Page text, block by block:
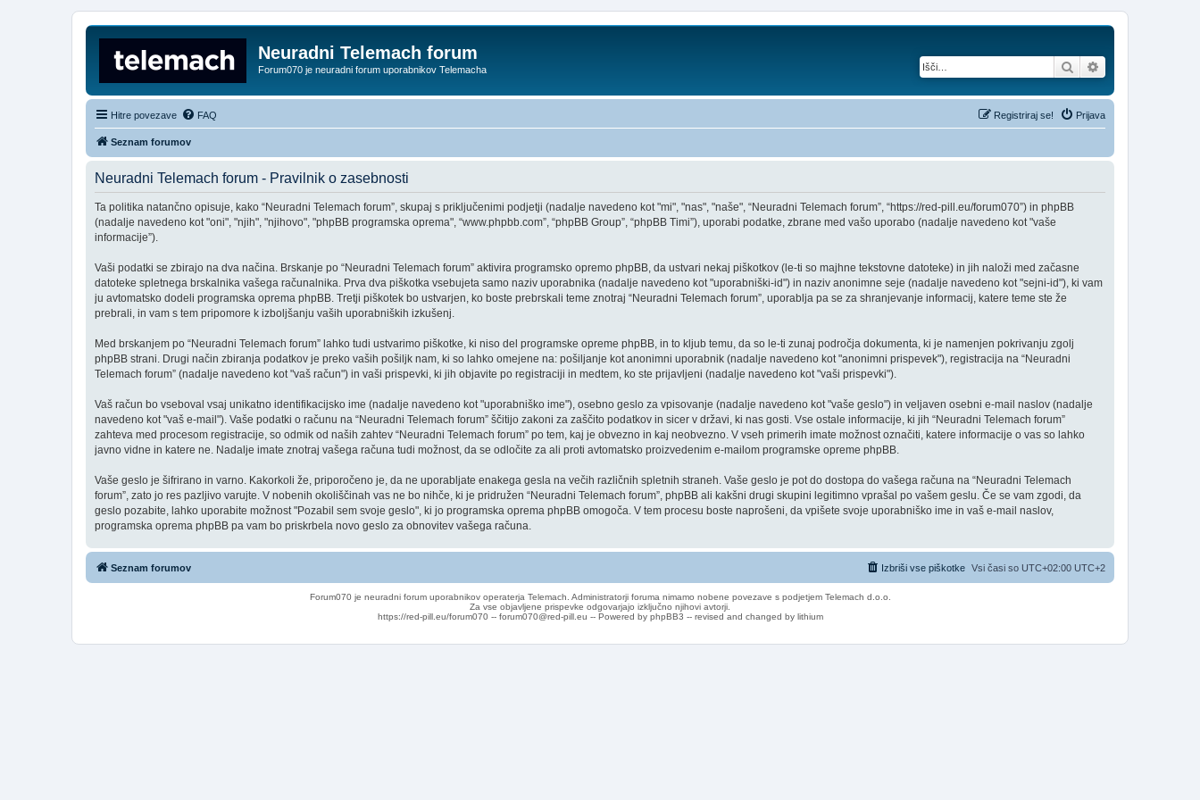
Neuradni Telemach forum
Forum070 je neuradni forum uporabnikov Telemacha Iskanje
Hitre povezave FAQ Prijava
Registriraj se!
Seznam forumov
Neuradni Telemach forum - Pravilnik o zasebnosti
Ta politika natančno opisuje, kako “Neuradni Telemach forum”, skupaj s priključenimi podjetji (nadalje navedeno kot "mi", "nas", "naše", “Neuradni Telemach forum”, “https://red-pill.eu/forum070”) in phpBB
(nadalje navedeno kot "oni", "njih", "njihovo", "phpBB programska oprema", “www.phpbb.com”, “phpBB Group”, “phpBB Timi”), uporabi podatke, zbrane med vašo uporabo (nadalje navedeno kot "vaše
informacije”).
Vaši podatki se zbirajo na dva načina. Brskanje po “Neuradni Telemach forum” aktivira programsko opremo phpBB, da ustvari nekaj piškotkov (le-ti so majhne tekstovne datoteke) in jih naloži med začasne
datoteke spletnega brskalnika vašega računalnika. Prva dva piškotka vsebujeta samo naziv uporabnika (nadalje navedeno kot "uporabniški-id") in naziv anonimne seje (nadalje navedeno kot "sejni-id"), ki vam
ju avtomatsko dodeli programska oprema phpBB. Tretji piškotek bo ustvarjen, ko boste prebrskali teme znotraj “Neuradni Telemach forum”, uporablja pa se za shranjevanje informacij, katere teme ste že
prebrali, in vam s tem pripomore k izboljšanju vaših uporabniških izkušenj.
Med brskanjem po “Neuradni Telemach forum” lahko tudi ustvarimo piškotke, ki niso del programske opreme phpBB, in to kljub temu, da so le-ti zunaj področja dokumenta, ki je namenjen pokrivanju zgolj
phpBB strani. Drugi način zbiranja podatkov je preko vaših pošiljk nam, ki so lahko omejene na: pošiljanje kot anonimni uporabnik (nadalje navedeno kot "anonimni prispevek"), registracija na “Neuradni
Telemach forum” (nadalje navedeno kot "vaš račun") in vaši prispevki, ki jih objavite po registraciji in medtem, ko ste prijavljeni (nadalje navedeno kot "vaši prispevki").
Vaš račun bo vseboval vsaj unikatno identifikacijsko ime (nadalje navedeno kot "uporabniško ime"), osebno geslo za vpisovanje (nadalje navedeno kot "vaše geslo") in veljaven osebni e-mail naslov (nadalje
navedeno kot "vaš e-mail"). Vaše podatki o računu na “Neuradni Telemach forum” ščitijo zakoni za zaščito podatkov in sicer v državi, ki nas gosti. Vse ostale informacije, ki jih “Neuradni Telemach forum”
zahteva med procesom registracije, so odmik od naših zahtev “Neuradni Telemach forum” po tem, kaj je obvezno in kaj neobvezno. V vseh primerih imate možnost označiti, katere informacije o vas so lahko
javno vidne in katere ne. Nadalje imate znotraj vašega računa tudi možnost, da se odločite za ali proti avtomatsko proizvedenim e-mailom programske opreme phpBB.
Vaše geslo je šifrirano in varno. Kakorkoli že, priporočeno je, da ne uporabljate enakega gesla na večih različnih spletnih straneh. Vaše geslo je pot do dostopa do vašega računa na “Neuradni Telemach
forum”, zato jo res pazljivo varujte. V nobenih okoliščinah vas ne bo nihče, ki je pridružen “Neuradni Telemach forum”, phpBB ali kakšni drugi skupini legitimno vprašal po vašem geslu. Če se vam zgodi, da
geslo pozabite, lahko uporabite možnost "Pozabil sem svoje geslo", ki jo programska oprema phpBB omogoča. V tem procesu boste naprošeni, da vpišete svoje uporabniško ime in vaš e-mail naslov,
programska oprema phpBB pa vam bo priskrbela novo geslo za obnovitev vašega računa.
Seznam forumov Vsi časi so UTC+02:00 UTC+2
Izbriši vse piškotke
Forum070 je neuradni forum uporabnikov operaterja Telemach. Administratorji foruma nimamo nobene povezave s podjetjem Telemach d.o.o.
Za vse objavljene prispevke odgovarjajo izključno njihovi avtorji.
https://red-pill.eu/forum070 -- forum070@red-pill.eu -- Powered by phpBB3 -- revised and changed by lithium